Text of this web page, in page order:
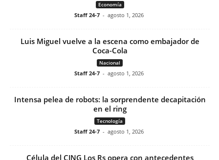
Economía
Staff 24-7 - agosto 1, 2026
Luis Miguel vuelve a la escena como embajador de
Coca-Cola
Nacional
Staff 24-7 - agosto 1, 2026
Intensa pelea de robots: la sorprendente decapitación
en el ring
Tecnología
Staff 24-7 - agosto 1, 2026
Célula del CJNG Los Rs opera con antecedentes